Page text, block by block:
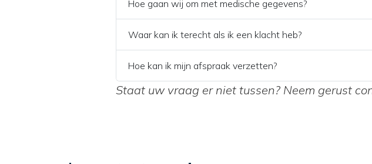
Hoe gaan wij om met medische gegevens?
Waar kan ik terecht als ik een klacht heb?
Hoe kan ik mijn afspraak verzetten?
Staat uw vraag er niet tussen? Neem gerust